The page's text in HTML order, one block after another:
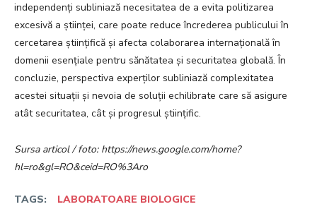
independenți subliniază necesitatea de a evita politizarea
excesivă a științei, care poate reduce încrederea publicului în
cercetarea științifică și afecta colaborarea internațională în
domenii esențiale pentru sănătatea și securitatea globală. În
concluzie, perspectiva experților subliniază complexitatea
acestei situații și nevoia de soluții echilibrate care să asigure
atât securitatea, cât și progresul științific.
Sursa articol / foto: https://news.google.com/home?
hl=ro&gl=RO&ceid=RO%3Aro
TAGS:
LABORATOARE BIOLOGICE